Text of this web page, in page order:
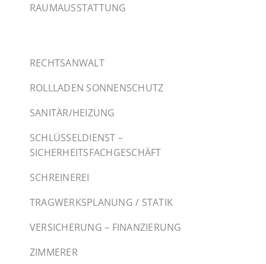
RAUMAUSSTATTUNG
RECHTSANWALT
ROLLLADEN SONNENSCHUTZ
SANITÄR/HEIZUNG
SCHLÜSSELDIENST –
SICHERHEITSFACHGESCHÄFT
SCHREINEREI
TRAGWERKSPLANUNG / STATIK
VERSICHERUNG – FINANZIERUNG
ZIMMERER